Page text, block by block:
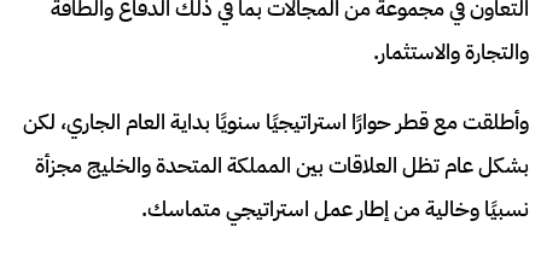
التعاون في مجموعة من المجالات بما في ذلك الدفاع والطاقة
والتجارة والاستثمار.
وأطلقت مع قطر حوارًا استراتيجيًا سنويًا بداية العام الجاري، لكن
بشكل عام تظل العلاقات بين المملكة المتحدة والخليج مجزأة
نسبيًا وخالية من إطار عمل استراتيجي متماسك.